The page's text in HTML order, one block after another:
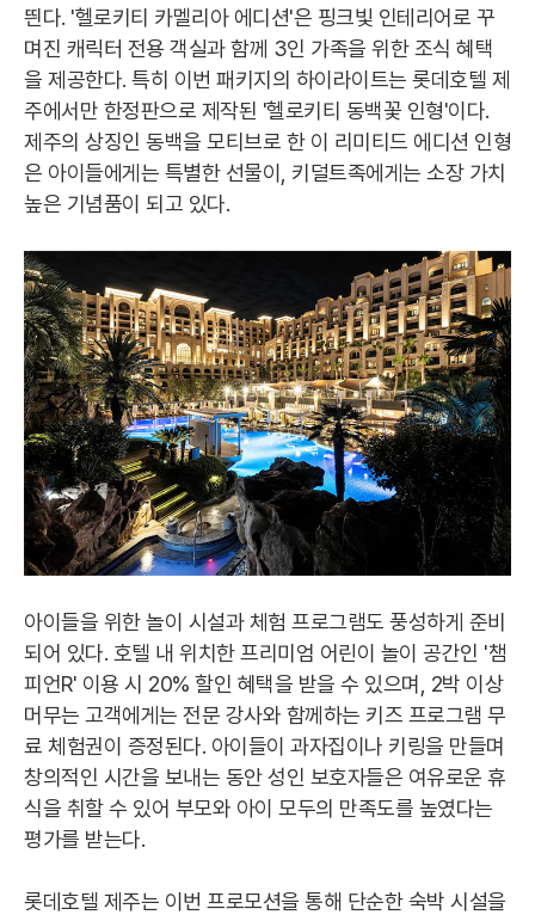
띈다. '헬로키티 카멜리아 에디션'은 핑크빛 인테리어로 꾸
며진 캐릭터 전용 객실과 함께 3인 가족을 위한 조식 혜택
을 제공한다. 특히 이번 패키지의 하이라이트는 롯데호텔 제
주에서만 한정판으로 제작된 '헬로키티 동백꽃 인형'이다.
제주의 상징인 동백을 모티브로 한 이 리미티드 에디션 인형
은 아이들에게는 특별한 선물이, 키덜트족에게는 소장 가치
높은 기념품이 되고 있다.
아이들을 위한 놀이 시설과 체험 프로그램도 풍성하게 준비
되어 있다. 호텔 내 위치한 프리미엄 어린이 놀이 공간인 '챔
피언R' 이용 시 20% 할인 혜택을 받을 수 있으며, 2박 이상
머무는 고객에게는 전문 강사와 함께하는 키즈 프로그램 무
료 체험권이 증정된다. 아이들이 과자집이나 키링을 만들며
창의적인 시간을 보내는 동안 성인 보호자들은 여유로운 휴
식을 취할 수 있어 부모와 아이 모두의 만족도를 높였다는
평가를 받는다.
롯데호텔 제주는 이번 프로모션을 통해 단순한 숙박 시설을